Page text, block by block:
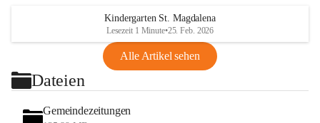
Kindergarten St. Magdalena
Lesezeit 1 Minute•25. Feb. 2026
Alle Artikel sehen
Dateien
Gemeindezeitungen